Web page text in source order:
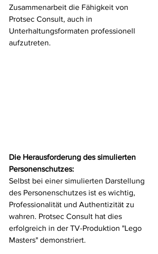
Zusammenarbeit die Fähigkeit von
Protsec Consult, auch in
Unterhaltungsformaten professionell
aufzutreten.
Die Herausforderung des simulierten
Personenschutzes:
Selbst bei einer simulierten Darstellung
des Personenschutzes ist es wichtig,
Professionalität und Authentizität zu
wahren. Protsec Consult hat dies
erfolgreich in der TV-Produktion "Lego
Masters" demonstriert.